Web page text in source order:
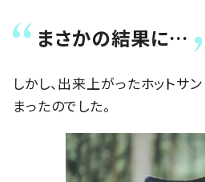
まさかの結果に…
しかし、出来上がったホットサ
まったのでした。